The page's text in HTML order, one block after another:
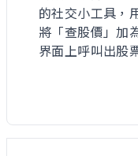
的社交小工具，
將「查股價」加
界面上呼叫出股